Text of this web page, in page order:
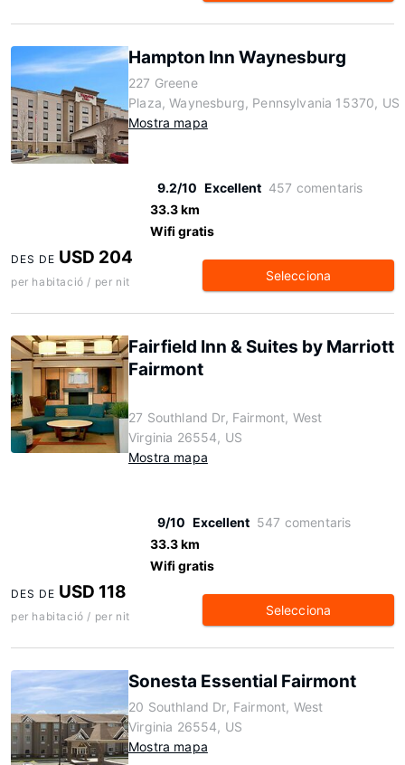
Hampton Inn Waynesburg
227 Greene
Plaza, Waynesburg, Pennsylvania 15370, US
Mostra mapa
9.2/10 Excellent 457 comentaris
33.3 km
Wifi gratis
DES DE USD 204
per habitació / per nit Selecciona
Fairfield Inn & Suites by Marriott
Fairmont
27 Southland Dr, Fairmont, West
Virginia 26554, US
Mostra mapa
9/10 Excellent 547 comentaris
33.3 km
Wifi gratis
DES DE USD 118
per habitació / per nit Selecciona
Sonesta Essential Fairmont
20 Southland Dr, Fairmont, West
Virginia 26554, US
Mostra mapa